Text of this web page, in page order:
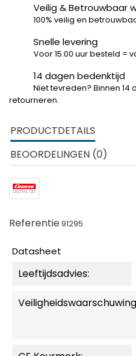
Veilig & Betrouwbaar
100% veilig en
Snelle levering
Voor 15:00 uur besteld =
14 dagen bedenktijd
Niet tevreden? Binnen
retourneren.
PRODUCTDETAILS
BEOORDELINGEN (0)
Referentie91295
Datasheet
Leeftijdsadvies: